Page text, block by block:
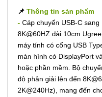
📌 Thông tin sản phẩm
- Cáp chuyển USB-C
8K@60HZ dài 10cm
máy tính có cổng USB
màn hình có DisplayPort
hoặc phần mềm. Bộ
độ phân giải lên đến
2K@240Hz), mang đến